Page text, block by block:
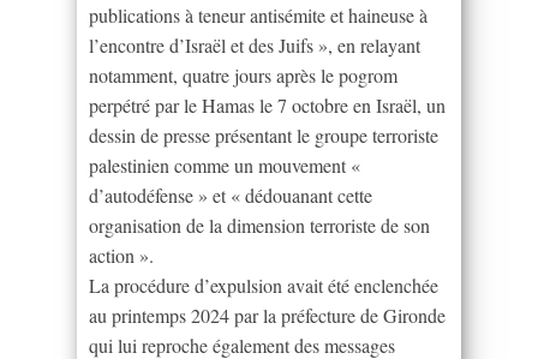
publications à teneur antisémite et haineuse à
l’encontre d’Israël et des Juifs », en relayant
notamment, quatre jours après le pogrom
perpétré par le Hamas le 7 octobre en Israël, un
dessin de presse présentant le groupe terroriste
palestinien comme un mouvement «
d’autodéfense » et « dédouanant cette
organisation de la dimension terroriste de son
action ».
La procédure d’expulsion avait été enclenchée
au printemps 2024 par la préfecture de Gironde
qui lui reproche également des messages